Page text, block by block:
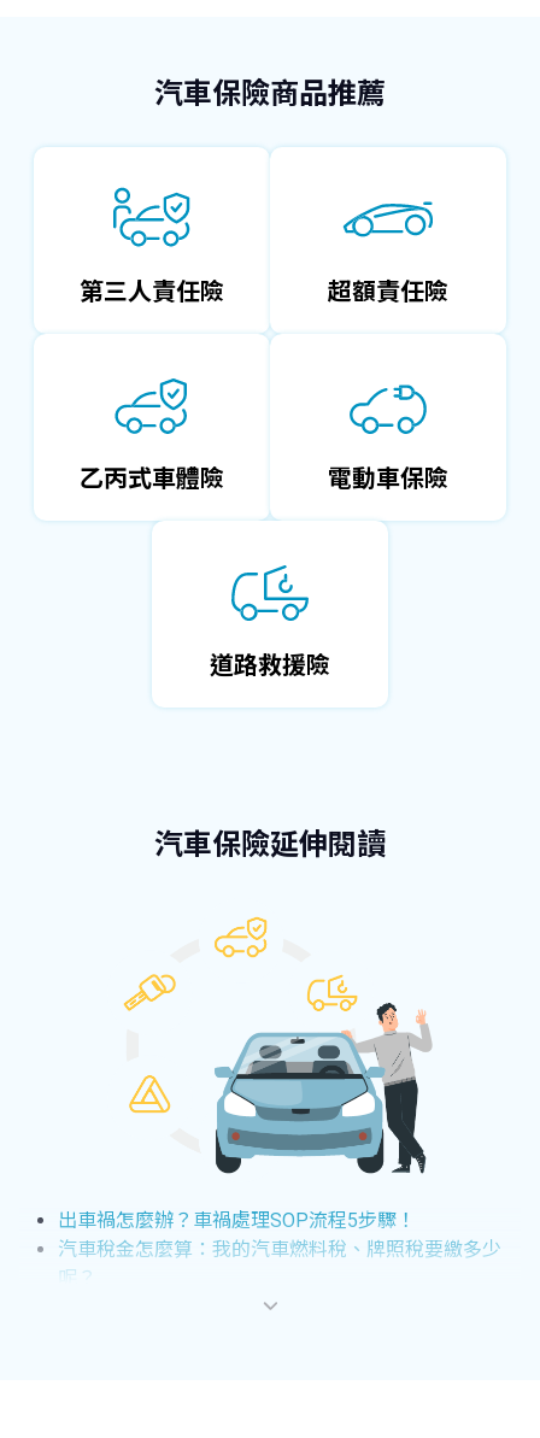
汽車保險商品推薦
第三人責任險 超額責任險
乙丙式車體險 電動車保險
道路救援險
汽車保險延伸閱讀
出車禍怎麼辦？車禍處理SOP流程5步驟！
汽車稅金怎麼算：我的汽車燃料稅、牌照稅要繳多少
呢？
驗車要帶什麼證件？費用多少錢？驗車規定總整理！